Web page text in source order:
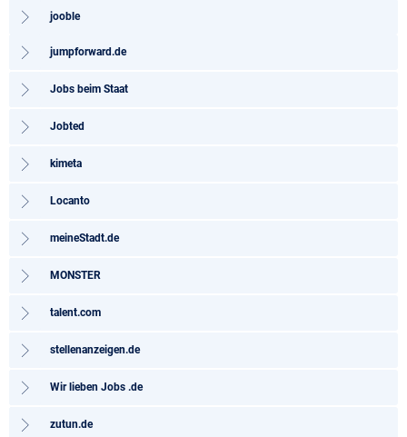
jooble
jumpforward.de
Jobs beim Staat
Jobted
kimeta
Locanto
meineStadt.de
MONSTER
talent.com
stellenanzeigen.de
Wir lieben Jobs .de
zutun.de